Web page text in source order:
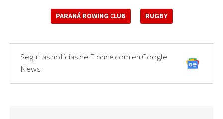
PARANÁ ROWING CLUB RUGBY
Seguí las noticias de Elonce.com en Google
News